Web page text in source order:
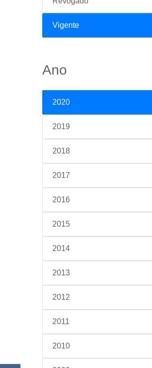
Vigente
Ano
2020
2019
2018
2017
2016
2015
2014
2013
2012
2011
2010